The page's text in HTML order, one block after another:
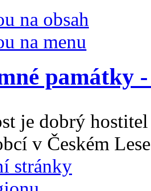
na obsah
na menu
památky
je dobrý hostitel
v Českém Lese